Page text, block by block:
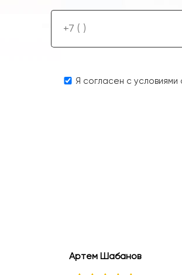
Я согласен с
Артем Шабанов